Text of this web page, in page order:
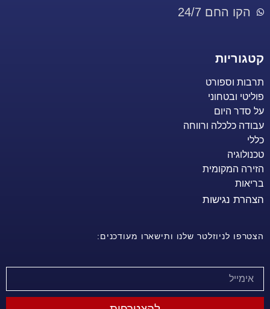
הקו החם 24/7
קטגוריות
תרבות וספורט
פוליטי ובטחוני
על סדר היום
עבודה כלכלה ורווחה
כללי
טכנולוגיה
הזירה המקומית
בריאות
הצהרת נגישות
הצטרפו לניוזלטר שלנו ותישארו מעודכנים: